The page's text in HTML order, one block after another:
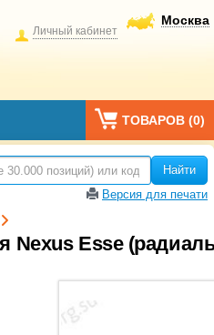
Москва
Личный кабинет
ТОВАРОВ (0)
Найти
Версия для печати
Nexus Esse